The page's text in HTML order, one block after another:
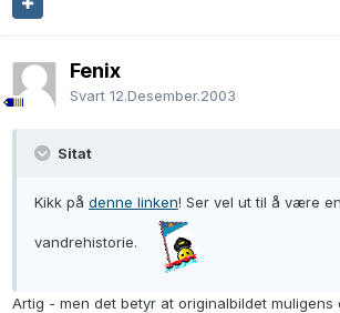
Fenix
Svart 12.Desember.2003
Sitat
Kikk på denne linken! Ser vel ut til å være
vandrehistorie.
Artig - men det betyr at originalbildet muligens